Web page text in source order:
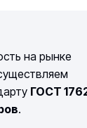
на рынке
ГОСТ
.